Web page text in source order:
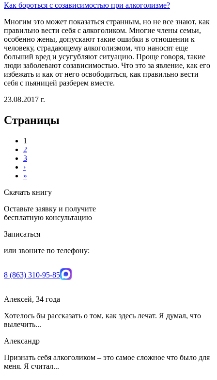
Как бороться с созависимостью при алкоголизме?
Многим это может показаться странным, но не все знают, как
правильно вести себя с алкоголиком. Многие члены семьи,
особенно жены, допускают такие ошибки в отношении к
человеку, страдающему алкоголизмом, что наносят еще
больший вред и усугубляют ситуацию. Проще говоря, такие
люди заболевают созависимостью. Что это за явление, как его
избежать и как от него освободиться, как правильно вести
себя с пьяницей разберем вместе.
23.08.2017 г.
Страницы
1
2
3
›
»
Скачать книгу
Оставьте заявку и получите
бесплатную консультацию
Записаться
или звоните по телефону:
8 (863) 310-95-85
Алексей, 34 года
Хотелось бы рассказать о том, как здесь лечат. Я думал, что
вылечить...
Александр
Признать себя алкоголиком – это самое сложное что было для
меня. Я считал...